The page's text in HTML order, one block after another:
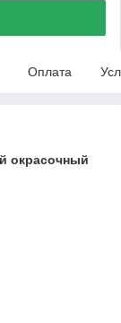
Оплата
окрасочный